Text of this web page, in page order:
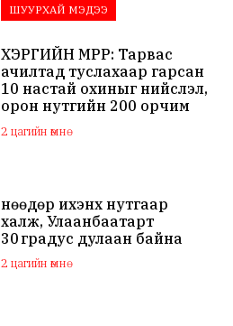
ШУУРХАЙ МЭДЭЭ
ХЭРГИЙН МӨРӨӨР: Тарвас
ачилтад туслахаар гарсан
10 настай охиныг нийслэл,
орон нутгийн 200 орчим
хүн зургаа дахь хоногтоо
эрэн хайж байна
2 цагийн өмнө
Өнөөдөр ихэнх нутгаар
халж, Улаанбаатарт
30 градус дулаан байна
2 цагийн өмнө